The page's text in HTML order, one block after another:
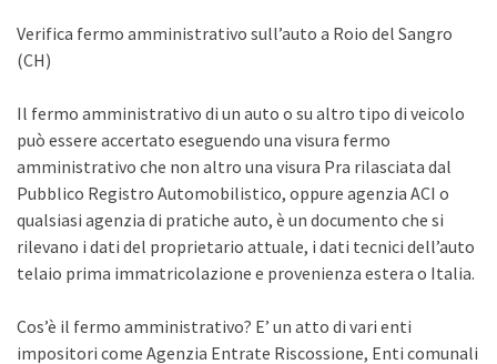
Verifica fermo amministrativo sull’auto a Roio del Sangro
(CH)
Il fermo amministrativo di un auto o su altro tipo di veicolo
può essere accertato eseguendo una visura fermo
amministrativo che non altro una visura Pra rilasciata dal
Pubblico Registro Automobilistico, oppure agenzia ACI o
qualsiasi agenzia di pratiche auto, è un documento che si
rilevano i dati del proprietario attuale, i dati tecnici dell’auto
telaio prima immatricolazione e provenienza estera o Italia.
Cos’è il fermo amministrativo? E’ un atto di vari enti
impositori come Agenzia Entrate Riscossione, Enti comunali